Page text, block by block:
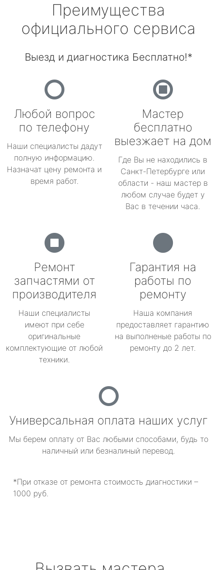
Преимущества
официального сервиса
Выезд и диагностика Бесплатно!*
Любой вопрос
по телефону
Наши специалисты дадут
полную информацию.
Назначат цену ремонта и
время работ.
Мастер
бесплатно
выезжает на дом
Где Вы не находились в
Санкт-Петербурге или
области - наш мастер в
любом случае будет у
Вас в течении часа.
Ремонт
запчастями от
производителя
Наши специалисты
имеют при себе
оригинальные
комплектующие от любой
техники.
Гарантия на
работы по
ремонту
Наша компания
предоставляет гарантию
на выполненые работы по
ремонту до 2 лет.
Универсальная оплата наших услуг
Мы берем оплату от Вас любыми способами, будь то
наличный или безналиный перевод.
*При отказе от ремонта стоимость диагностики –
1000 руб.